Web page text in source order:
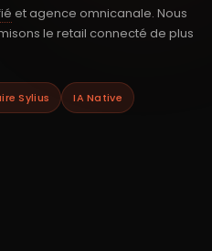
et agence omnicanale. Nous
le retail connecté de plus
Sylius IA Native